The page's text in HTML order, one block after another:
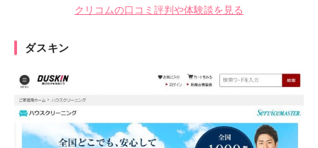
クリコムの口コミ評判や体験談を見る
ダスキン